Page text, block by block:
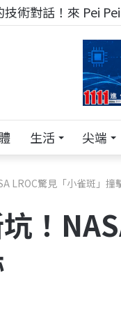
技術對話！來 Pei
生活 尖端
LROC驚見「小雀斑」撞
！